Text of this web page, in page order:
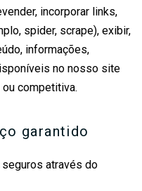
incorporar links,
spider, scrape), exibir,
informações,
no nosso site
competitiva.
garantido
seguros através do